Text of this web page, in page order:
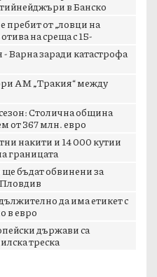
тийнейджъри в Банско
пребит от „ловци на
на среща с 15-
Варна заради катастрофа
АМ „Тракия“ между
Столична община
от 367 млн. евро
накити и 14 000 кутии
границата
бъдат обвинени за
да има етикет с
в евро
държави са
треска